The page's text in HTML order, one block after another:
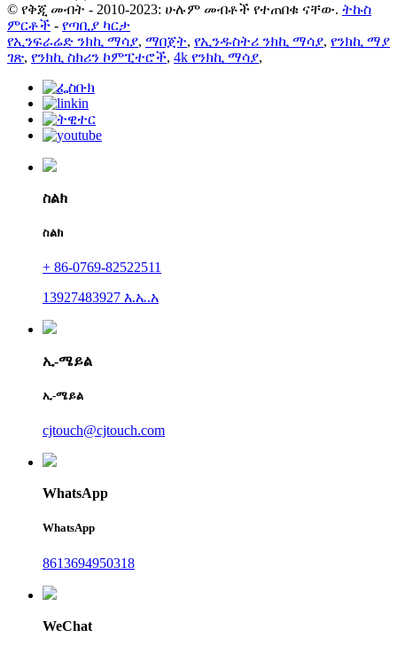
© የቅጂ መብት - 2010-2023: ሁሉም መብቶች የተጠበቁ ናቸው. ትኩስ
ምርቶች - የጣቢያ ካርታ
የኢንፍራሬድ ንክኪ ማሳያ, ማበጀት, የኢንዱስትሪ ንክኪ ማሳያ, የንክኪ ማያ
ገጽ, የንክኪ ስክሪን ኮምፒተሮች, 4k የንክኪ ማሳያ,
ስልክ
ስልክ
+ 86-0769-82522511
13927483927 እ.ኤ.አ
ኢ-ሜይል
ኢ-ሜይል
cjtouch@cjtouch.com
WhatsApp
WhatsApp
8613694950318
WeChat